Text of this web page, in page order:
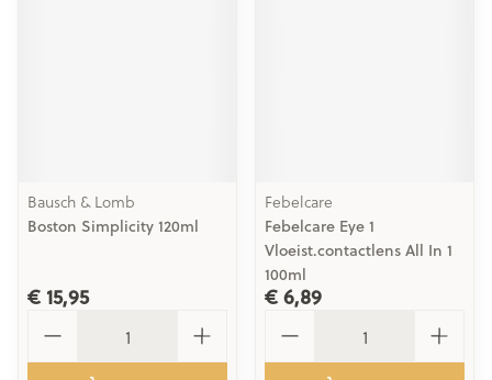
Bausch & Lomb
Boston Simplicity 120ml
€ 15,95
Febelcare
Febelcare Eye 1
Vloeist.contactlens All In 1
100ml
€ 6,89